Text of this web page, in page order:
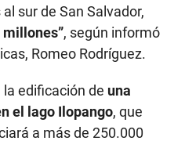
sur de San Salvador,
millones”, según informó
Romeo Rodríguez.
edificación de una
el lago Ilopango, que
a más de 250.000